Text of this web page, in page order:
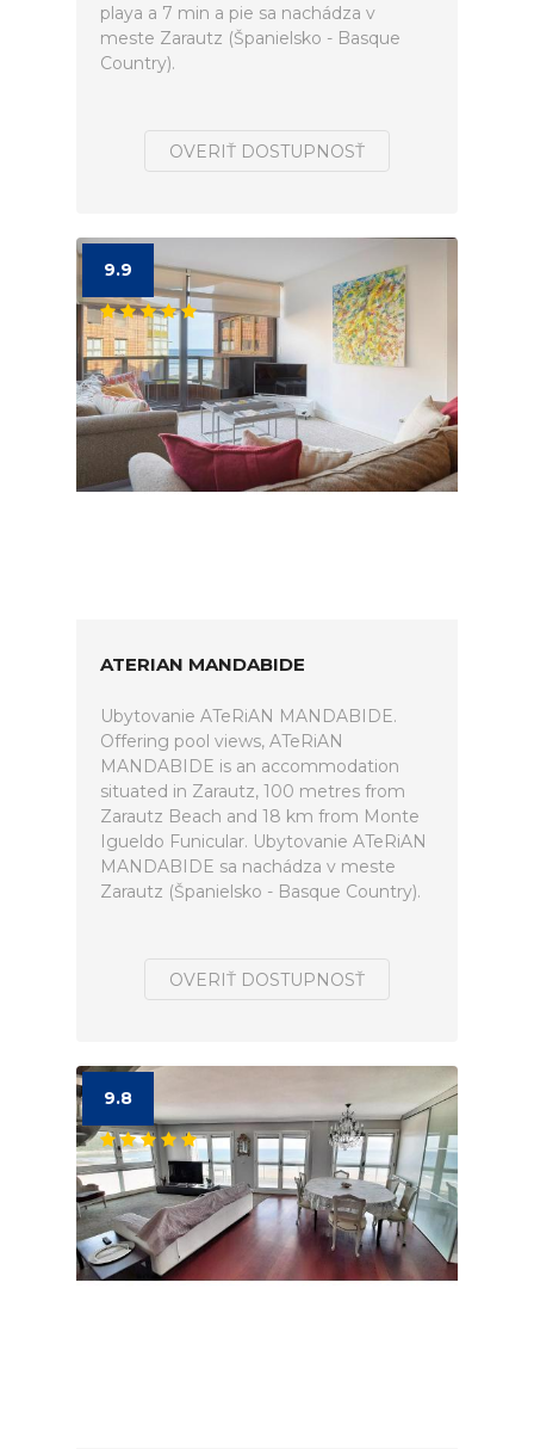
playa a 7 min a pie sa nachádza v
meste Zarautz (Španielsko - Basque
Country).
OVERIŤ DOSTUPNOSŤ
9.9
ATERIAN MANDABIDE
Ubytovanie ATeRiAN MANDABIDE.
Offering pool views, ATeRiAN
MANDABIDE is an accommodation
situated in Zarautz, 100 metres from
Zarautz Beach and 18 km from Monte
Igueldo Funicular. Ubytovanie ATeRiAN
MANDABIDE sa nachádza v meste
Zarautz (Španielsko - Basque Country).
OVERIŤ DOSTUPNOSŤ
9.8